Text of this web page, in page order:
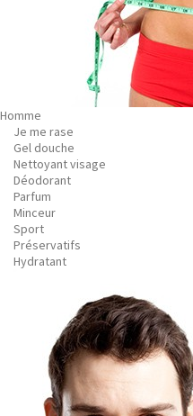
Homme
Je me rase
Gel douche
Nettoyant visage
Déodorant
Parfum
Minceur
Sport
Préservatifs
Hydratant